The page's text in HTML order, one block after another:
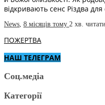
відкривають сенс Різдва
News, 8 місяців тому 2 хв. читати
ПОЖЕРТВА
НАШ ТЕЛЕГРАМ
Соц.медіа
Категорії